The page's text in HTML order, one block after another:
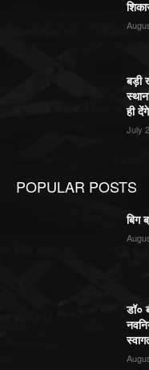
बड़ी
ही
July
POPULAR POSTS
बिग
डॉ०